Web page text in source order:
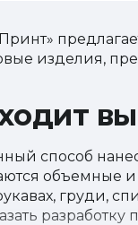
изделия,
способ
объемные
груди,